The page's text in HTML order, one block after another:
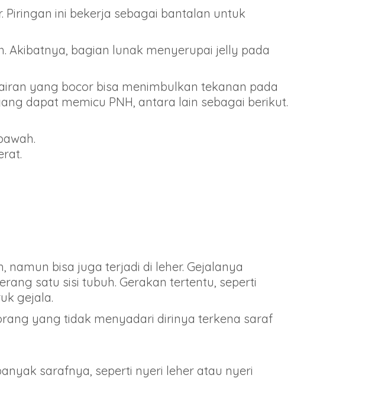
ini bekerja sebagai bantalan untuk
Akibatnya, bagian lunak menyerupai jelly pada
yang bocor bisa menimbulkan tekanan pada
dapat memicu PNH, antara lain sebagai berikut.
bisa juga terjadi di leher. Gejalanya
satu sisi tubuh. Gerakan tertentu, seperti
gejala.
yang tidak menyadari dirinya terkena saraf
sarafnya, seperti nyeri leher atau nyeri